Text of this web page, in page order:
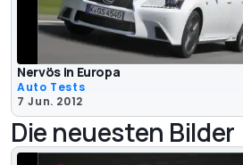
Nervös in Europa
Auto Tests
7 Jun. 2012
Die neuesten Bilder